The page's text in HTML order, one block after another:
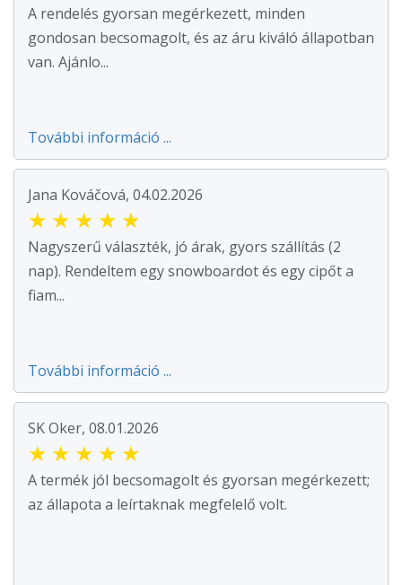
A rendelés gyorsan megérkezett, minden
gondosan becsomagolt, és az áru kiváló állapotban
van. Ajánlo...
További információ ...
Jana Kováčová, 04.02.2026
★ ★ ★ ★ ★
Nagyszerű választék, jó árak, gyors szállítás (2
nap). Rendeltem egy snowboardot és egy cipőt a
fiam...
További információ ...
SK Oker, 08.01.2026
★ ★ ★ ★ ★
A termék jól becsomagolt és gyorsan megérkezett;
az állapota a leírtaknak megfelelő volt.